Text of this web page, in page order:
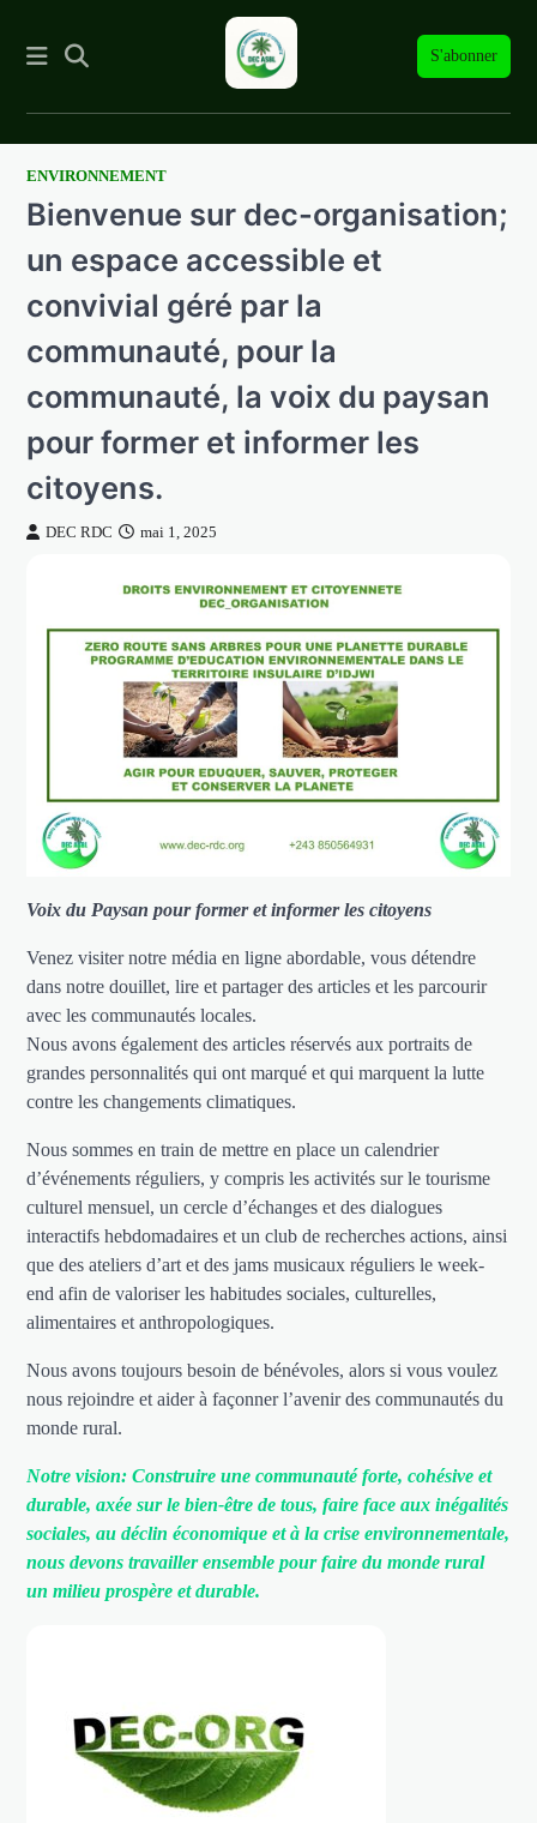
S'abonner
SkipENVIRONNEMENT
Bienvenue sur dec-organisation;
un espace accessible et
convivial géré par la
communauté, pour la
communauté, la voix du paysan
pour former et informer les
citoyens.
DEC RDC mai 1, 2025
Voix du Paysan pour former et informer les citoyens
Venez visiter notre média en ligne abordable, vous détendre
dans notre douillet, lire et partager des articles et les parcourir
avec les communautés locales.
Nous avons également des articles réservés aux portraits de
grandes personnalités qui ont marqué et qui marquent la lutte
contre les changements climatiques.
Nous sommes en train de mettre en place un calendrier
d’événements réguliers, y compris les activités sur le tourisme
culturel mensuel, un cercle d’échanges et des dialogues
interactifs hebdomadaires et un club de recherches actions, ainsi
que des ateliers d’art et des jams musicaux réguliers le week-
end afin de valoriser les habitudes sociales, culturelles,
alimentaires et anthropologiques.
Nous avons toujours besoin de bénévoles, alors si vous voulez
nous rejoindre et aider à façonner l’avenir des communautés du
monde rural.
Notre vision: Construire une communauté forte, cohésive et
durable, axée sur le bien-être de tous, faire face aux inégalités
sociales, au déclin économique et à la crise environnementale,
nous devons travailler ensemble pour faire du monde rural
un milieu prospère et durable.